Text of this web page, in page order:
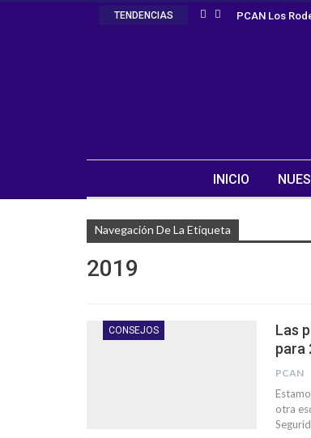
TENDENCIAS PCAN Los
INICIO
Navegación De La Etiqueta
2019
CONSEJOS
Las
para
PCAN
otra